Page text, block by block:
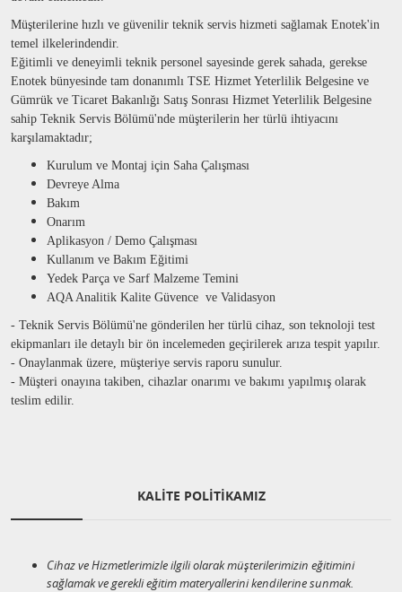
Müşterilerine hızlı ve güvenilir teknik servis hizmeti sağlamak Enotek'in
temel ilkelerindendir.
Eğitimli ve deneyimli teknik personel sayesinde gerek sahada, gerekse
Enotek bünyesinde tam donanımlı TSE Hizmet Yeterlilik Belgesine ve
Gümrük ve Ticaret Bakanlığı Satış Sonrası Hizmet Yeterlilik Belgesine
sahip Teknik Servis Bölümü'nde müşterilerin her türlü ihtiyacını
karşılamaktadır;
Kurulum ve Montaj için Saha Çalışması
Devreye Alma
Bakım
Onarım
Aplikasyon / Demo Çalışması
Kullanım ve Bakım Eğitimi
Yedek Parça ve Sarf Malzeme Temini
AQA Analitik Kalite Güvence ve Validasyon
- Teknik Servis Bölümü'ne gönderilen her türlü cihaz, son teknoloji test
ekipmanları ile detaylı bir ön incelemeden geçirilerek arıza tespit yapılır.
- Onaylanmak üzere, müşteriye servis raporu sunulur.
- Müşteri onayına takiben, cihazlar onarımı ve bakımı yapılmış olarak
teslim edilir.
KALİTE POLİTİKAMIZ
Cihaz ve Hizmetlerimizle ilgili olarak müşterilerimizin eğitimini
sağlamak ve gerekli eğitim materyallerini kendilerine sunmak.